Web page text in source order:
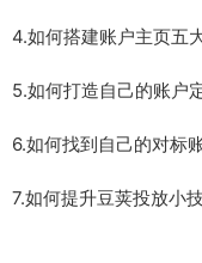
4.如何搭建账户主页五
5.如何打造自己的账户
6.如何找到自己的对标
7.如何提升豆荚投放小